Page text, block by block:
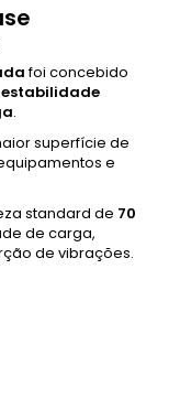
foi concebido
estabilidade
.
superfície de
e
standard de 70
de carga,
de vibrações.